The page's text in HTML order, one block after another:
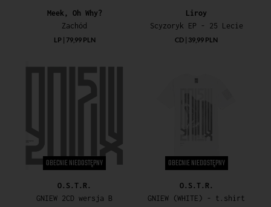
Meek, Oh Why?
Zachód
LP | 79,99 PLN
Liroy
Scyzoryk EP - 25 Lecie
CD | 39,99 PLN
OBECNIE NIEDOSTĘPNY
O.S.T.R.
GNIEW 2CD wersja B
OBECNIE NIEDOSTĘPNY
O.S.T.R.
GNIEW (WHITE) - t.shirt